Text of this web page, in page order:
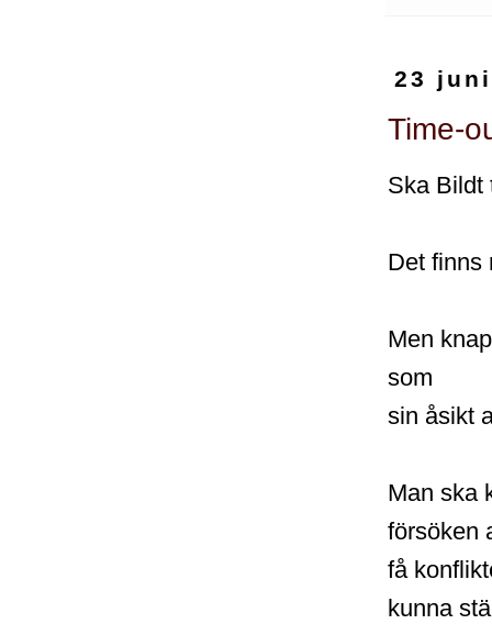
23
Time-
Ska Bildt
Det finns
Men
som
sin åsikt
Man ska
försöken
få
kunna